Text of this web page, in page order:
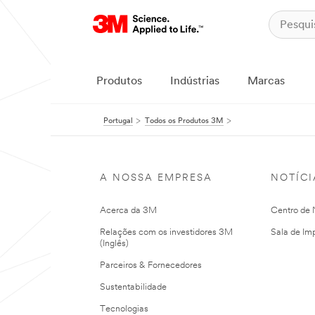
Produtos Indústrias Marcas
Portugal Todos os Produtos 3M
A NOSSA EMPRESA
Acerca da 3M
Relações com os investidores 3M
(Inglês)
Parceiros & Fornecedores
Sustentabilidade
Tecnologias
Centro de
Sala de